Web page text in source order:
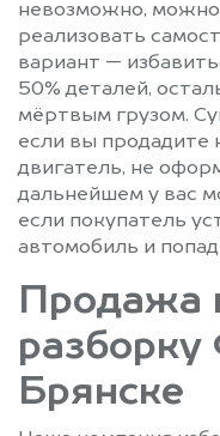
невозможно, можно
реализовать
вариант —
50% деталей,
мёртвым грузом.
если вы продадите
двигатель, не
дальнейшем у вас
если покупатель
автомобиль и
Продажа
разборку
Брянске